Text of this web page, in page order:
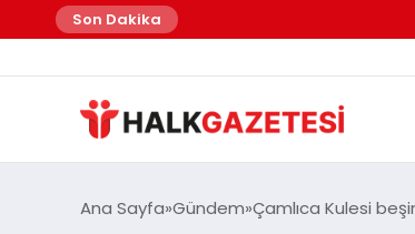
felix markets
felix markets finans
felix markets
felix markets pro
felix markets 360
Son Dakika
Ana Sayfa Gündem Çamlıca Kulesi